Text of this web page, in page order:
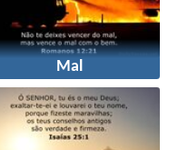
Mal